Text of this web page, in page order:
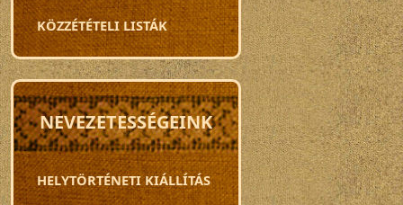
KÖZZÉTÉTELI LISTÁK
NEVEZETESSÉGEINK
HELYTÖRTÉNETI KIÁLLÍTÁS